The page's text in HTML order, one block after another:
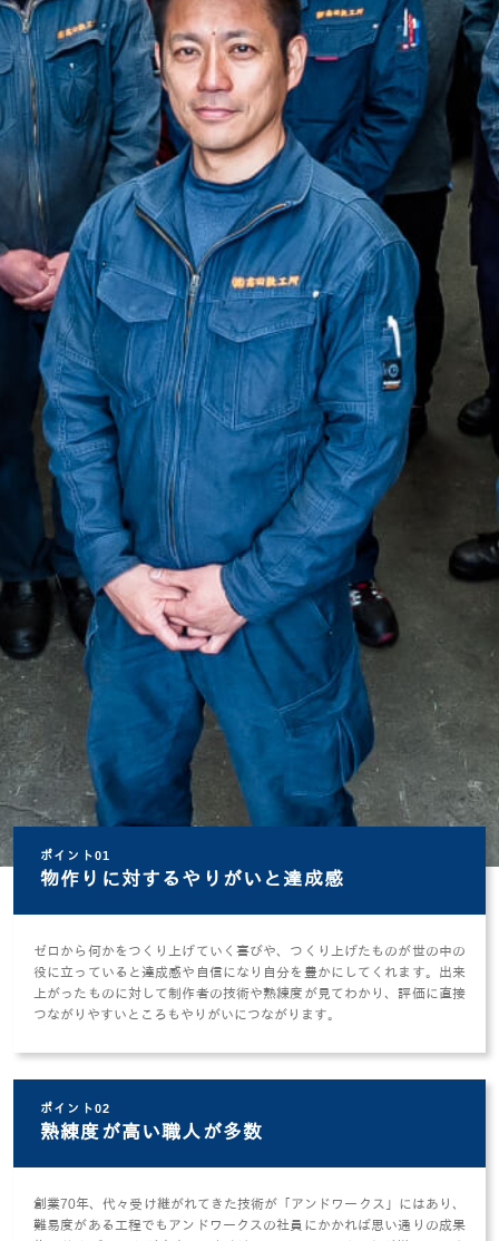
ポイント01
物作りに対するやりがいと達成感
ゼロから何かをつくり上げていく喜びや、つくり上げたものが世の中の
役に立っていると達成感や自信になり自分を豊かにしてくれます。出来
上がったものに対して制作者の技術や熟練度が見てわかり、評価に直接
つながりやすいところもやりがいにつながります。
ポイント02
熟練度が高い職人が多数
創業70年、代々受け継がれてきた技術が「アンドワークス」にはあり、
難易度がある工程でもアンドワークスの社員にかかれば思い通りの成果